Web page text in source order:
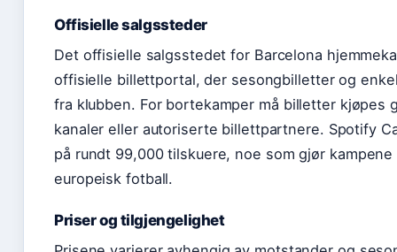
Offisielle salgssteder
Det offisielle salgsstedet for Barcelona
offisielle billettportal, der sesongbilletter og
fra klubben. For bortekamper må billetter kjøpes
kanaler eller autoriserte billettpartnere. Spotify
på rundt 99,000 tilskuere, noe som gjør
europeisk fotball.
Priser og tilgjengelighet